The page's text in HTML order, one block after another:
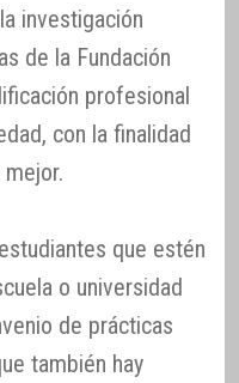
investigación
de la Fundación
profesional
con la finalidad
que estén
o universidad
de prácticas
también hay